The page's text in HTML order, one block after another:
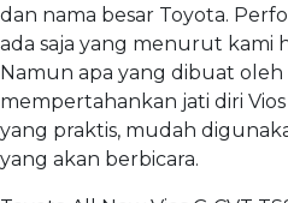
dan nama besar Toyota.
ada saja yang menurut kami
Namun apa yang dibuat oleh
mempertahankan jati diri
yang praktis, mudah
yang akan berbicara.